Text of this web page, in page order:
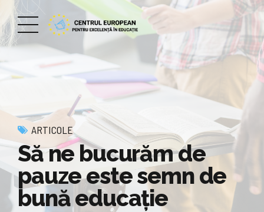
ARTICOLE
Să ne bucurăm de
pauze este semn de
bună educație